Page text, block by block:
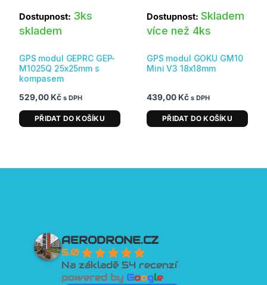
Dostupnost: 3ks
skladem
GPS modul GEPRC GEP-
M1025Q 25x25mm s
kompasem
529,00 Kč s DPH
PŘIDAT DO KOŠÍKU
Dostupnost: Skladem
více než 4ks
GPS modul GOKU GM10
Mini V3 18x18mm
439,00 Kč s DPH
PŘIDAT DO KOŠÍKU
AERODRONE.CZ
5.0
Na základě 54 recenzí
powered by Google